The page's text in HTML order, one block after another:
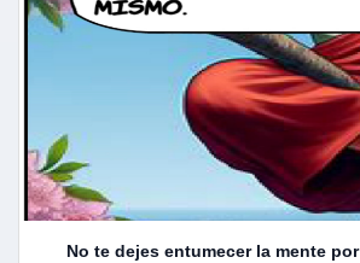
No te dejes entumecer la mente